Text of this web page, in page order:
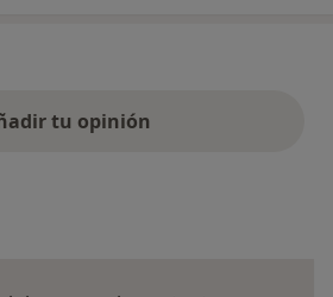
tu opinión